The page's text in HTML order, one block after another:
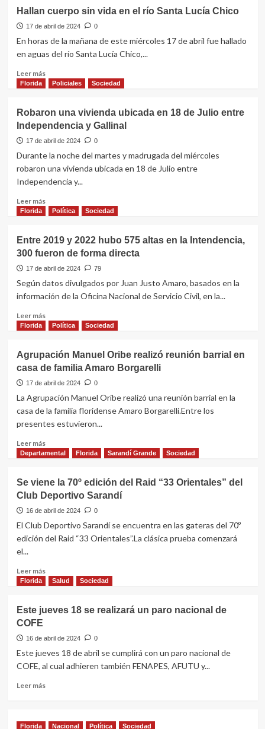
Hallan cuerpo sin vida en el río Santa Lucía Chico
17 de abril de 2024 0
En horas de la mañana de este miércoles 17 de abril fue hallado
en aguas del río Santa Lucía Chico,...
Leer másLeer
más
cuerpo
sin
vida
en
río
Santa
Chico
Florida Policiales Sociedad
Robaron una vivienda ubicada en 18 de Julio entre
Independencia y Gallinal
17 de abril de 2024 0
Durante la noche del martes y madrugada del miércoles
robaron una vivienda ubicada en 18 de Julio entre
Independencia y...
Leer másLeer
más
una
vivienda
ubicada
en
de
entre
Gallinal
Florida Política Sociedad
Entre 2019 y 2022 hubo 575 altas en la Intendencia,
300 fueron de forma directa
17 de abril de 2024 79
Según datos divulgados por Juan Justo Amaro, basados en la
información de la Oficina Nacional de Servicio Civil, en la...
Leer másLeer
más
2019
y
2022
hubo
575
altas
en
Intendencia,
300
de
forma
Florida Política Sociedad
Agrupación Manuel Oribe realizó reunión barrial en
casa de familia Amaro Borgarelli
17 de abril de 2024 0
La Agrupación Manuel Oribe realizó una reunión barrial en la
casa de la familia floridense Amaro Borgarelli.Entre los
presentes estuvieron...
Leer másLeer
más
Manuel
Oribe
realizó
reunión
barrial
en
familia
Amaro
Departamental Florida Sarandí Grande Sociedad
Se viene la 70º edición del Raid “33 Orientales” del
Club Deportivo Sarandí
16 de abril de 2024 0
El Club Deportivo Sarandí se encuentra en las gateras del 70º
edición del Raid “33 Orientales”.La clásica prueba comenzará
el...
Leer másLeer
más
viene
70º
edición
Raid
Deportivo
Florida Salud Sociedad
Este jueves 18 se realizará un paro nacional de
COFE
16 de abril de 2024 0
Este jueves 18 de abril se cumplirá con un paro nacional de
COFE, al cual adhieren también FENAPES, AFUTU y...
Leer másLeer
Florida Nacional Política Sociedad